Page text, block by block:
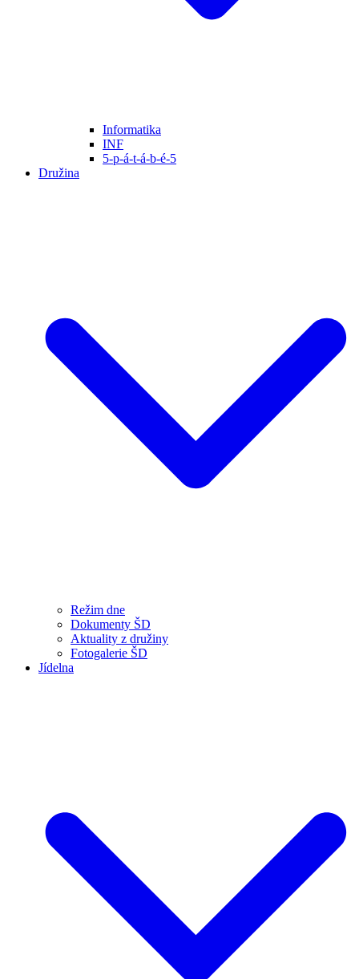
Informatika
INF
5-p-á-t-á-b-é-5
Družina
Režim dne
Dokumenty ŠD
Aktuality z družiny
Fotogalerie ŠD
Jídelna